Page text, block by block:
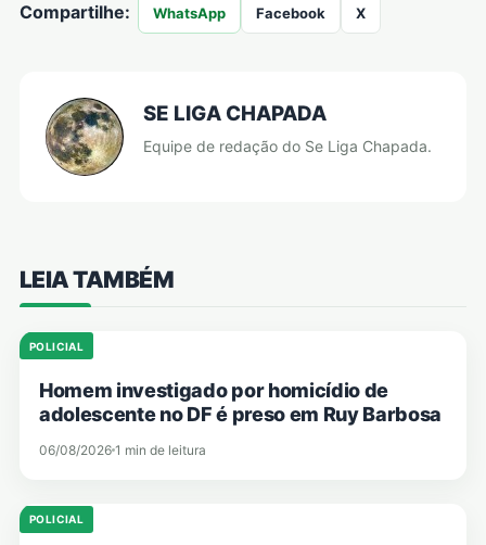
Compartilhe: WhatsApp Facebook X
SE LIGA CHAPADA
Equipe de redação do Se Liga Chapada.
LEIA TAMBÉM
POLICIAL
Homem investigado por homicídio de
adolescente no DF é preso em Ruy Barbosa
06/08/2026 1 min de leitura
POLICIAL